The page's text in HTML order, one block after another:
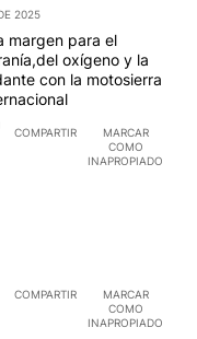
2025
margen para el
oxígeno y la
con la motosierra
COMPARTIR
MARCAR
COMO
INAPROPIADO
COMPARTIR
MARCAR
COMO
INAPROPIADO